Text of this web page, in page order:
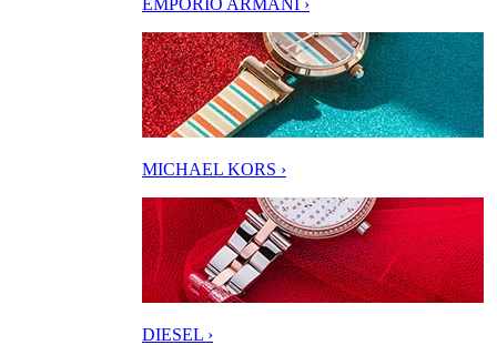
EMPORIO ARMANI ›
MICHAEL KORS ›
DIESEL ›